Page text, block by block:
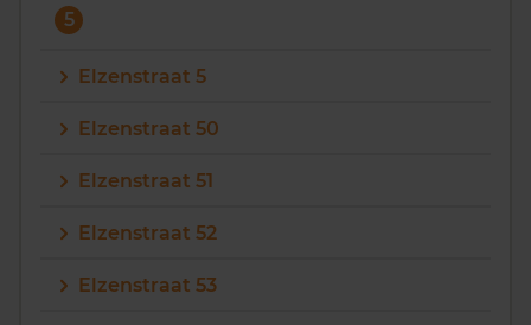
5
Elzenstraat 5
Elzenstraat 50
Elzenstraat 51
Elzenstraat 52
Elzenstraat 53